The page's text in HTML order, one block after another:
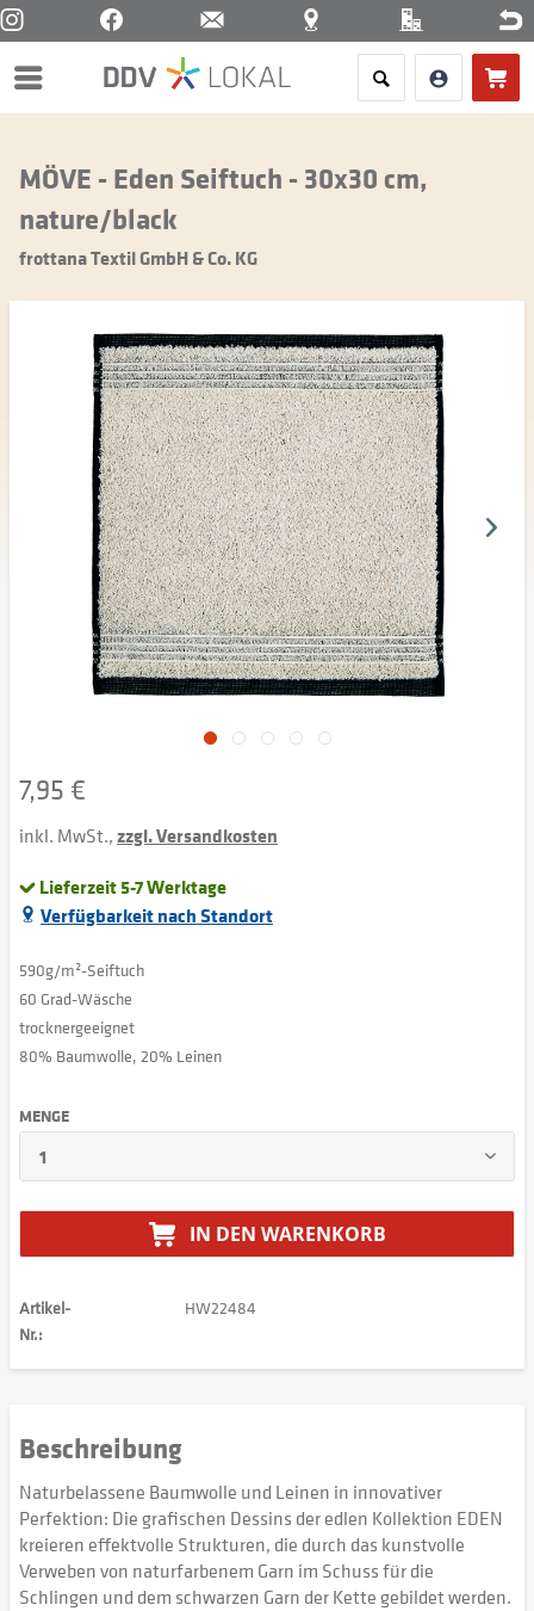
Menü
MÖVE - Eden Seiftuch - 30x30 cm,
nature/black
frottana Textil GmbH & Co. KG
7,95 €
inkl. MwSt.,zzgl. Versandkosten
Lieferzeit 5-7 Werktage
Verfügbarkeit nach Standort
590g/m²-Seiftuch
60 Grad-Wäsche
trocknergeeignet
80% Baumwolle, 20% Leinen
MENGE
IN DEN WARENKORB
Artikel-
Nr.:
HW22484
Beschreibung
Naturbelassene Baumwolle und Leinen in innovativer
Perfektion: Die grafischen Dessins der edlen Kollektion EDEN
kreieren effektvolle Strukturen, die durch das kunstvolle
Verweben von naturfarbenem Garn im Schuss für die
Schlingen und dem schwarzen Garn der Kette gebildet werden.